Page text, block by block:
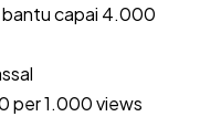
capai 4.000
per 1.000 views